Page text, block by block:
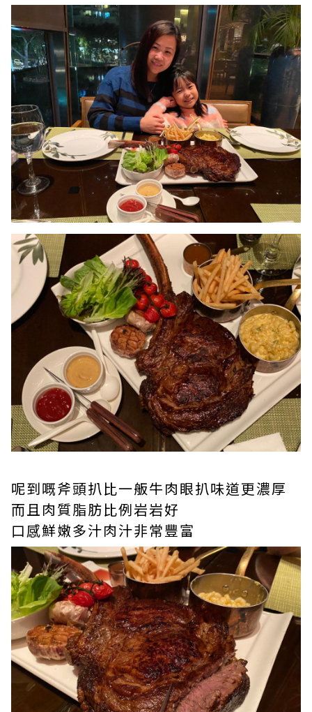
呢到嘅斧頭扒比一舨牛肉眼扒味道更濃厚
而且肉質脂肪比例岩岩好
口感鮮嫩多汁肉汁非常豐富